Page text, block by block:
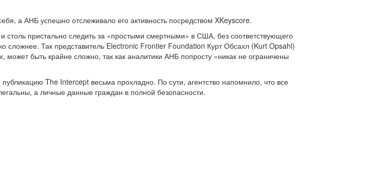
а АНБ успешно отслеживало его активность посредством XKeyscore.
пристально следить за «простыми смертными» в США, без соответствующего
сложнее. Так представитель Electronic Frontier Foundation Курт Обсахл (Kurt Opsahl)
может быть крайне сложно, так как аналитики АНБ попросту «никак не ограничены
The Intercept весьма прохладно. По сути, агентство напомнило, что все
а личные данные граждан в полной безопасности.